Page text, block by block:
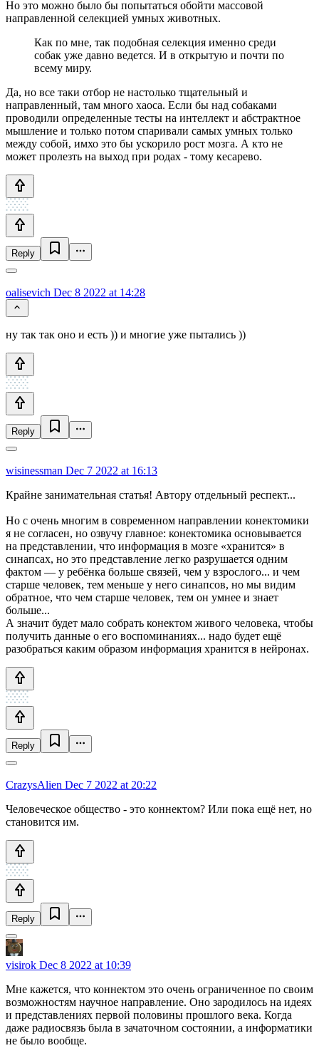
Но это можно было бы попытаться обойти массовой
направленной селекцией умных животных.
Как по мне, так подобная селекция именно среди
собак уже давно ведется. И в открытую и почти по
всему миру.
Да, но все таки отбор не настолько тщательный и
направленный, там много хаоса. Если бы над собаками
проводили определенные тесты на интеллект и абстрактное
мышление и только потом спаривали самых умных только
между собой, имхо это бы ускорило рост мозга. А кто не
может пролезть на выход при родах - тому кесарево.
Reply
oalisevich Dec 8 2022 at 14:28
ну так так оно и есть )) и многие уже пытались ))
Reply
wisinessman Dec 7 2022 at 16:13
Крайне занимательная статья! Автору отдельный респект...
Но с очень многим в современном направлении конектомики
я не согласен, но озвучу главное: конектомика основывается
на представлении, что информация в мозге «хранится» в
синапсах, но это представление легко разрушается одним
фактом — у ребёнка больше связей, чем у взрослого... и чем
старше человек, тем меньше у него синапсов, но мы видим
обратное, что чем старше человек, тем он умнее и знает
больше...
А значит будет мало собрать конектом живого человека, чтобы
получить данные о его воспоминаниях... надо будет ещё
разобраться каким образом информация хранится в нейронах.
Reply
CrazysAlien Dec 7 2022 at 20:22
Человеческое общество - это коннектом? Или пока ещё нет, но
становится им.
Reply
visirok Dec 8 2022 at 10:39
Мне кажется, что коннектом это очень ограниченное по своим
возможностям научное направление. Оно зародилось на идеях
и представлениях первой половины прошлого века. Когда
даже радиосвязь была в зачаточном состоянии, а информатики
не было вообще.